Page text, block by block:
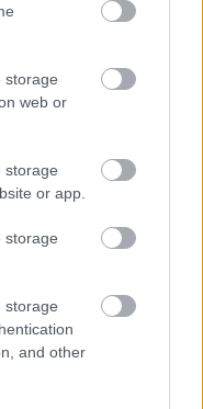
storage
web or
storage
or app.
storage
storage
and other
a Racingline